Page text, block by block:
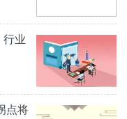
行业
点将